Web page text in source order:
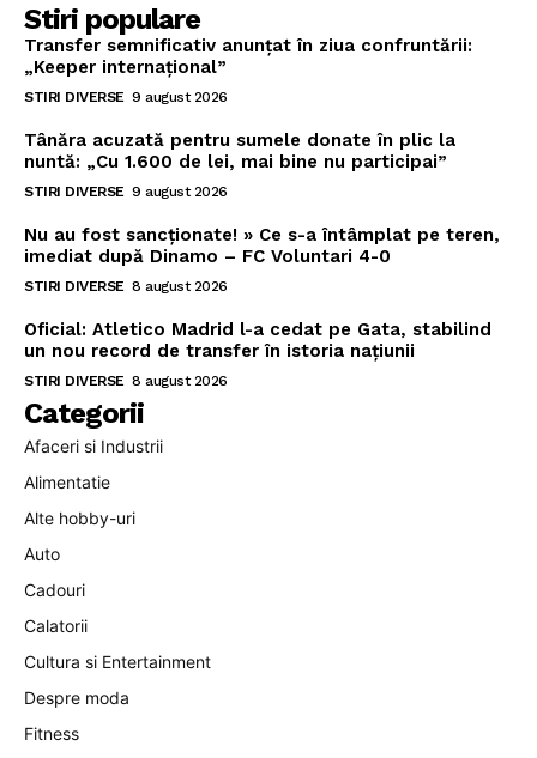
Stiri populare
Transfer semnificativ anunțat în ziua confruntării:
„Keeper internațional”
STIRI DIVERSE 9 august 2026
Tânăra acuzată pentru sumele donate în plic la
nuntă: „Cu 1.600 de lei, mai bine nu participai”
STIRI DIVERSE 9 august 2026
Nu au fost sancționate! » Ce s-a întâmplat pe teren,
imediat după Dinamo – FC Voluntari 4-0
STIRI DIVERSE 8 august 2026
Oficial: Atletico Madrid l-a cedat pe Gata, stabilind
un nou record de transfer în istoria națiunii
STIRI DIVERSE 8 august 2026
Categorii
Afaceri si Industrii
Alimentatie
Alte hobby-uri
Auto
Cadouri
Calatorii
Cultura si Entertainment
Despre moda
Fitness